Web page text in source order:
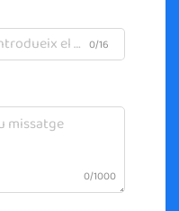
0/16
0/1000